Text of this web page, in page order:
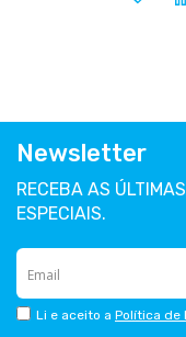
Newsletter
RECEBA AS
ESPECIAIS.
Li e aceito a Política de